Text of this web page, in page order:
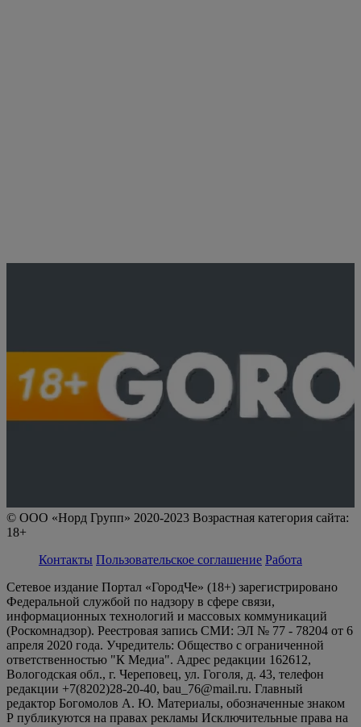
© ООО «Норд Групп» 2020-2023 Возрастная категория сайта:
18+
Контакты Пользовательское соглашение Работа
Сетевое издание Портал «ГородЧе» (18+) зарегистрировано
Федеральной службой по надзору в сфере связи,
информационных технологий и массовых коммуникаций
(Роскомнадзор). Реестровая запись СМИ: ЭЛ № 77 - 78204 от 6
апреля 2020 года. Учредитель: Общество с ограниченной
ответственностью "К Медиа". Адрес редакции 162612,
Вологодская обл., г. Череповец, ул. Гоголя, д. 43, телефон
редакции +7(8202)28-20-40, bau_76@mail.ru. Главный
редактор Богомолов А. Ю. Материалы, обозначенные знаком
Р публикуются на правах рекламы Исключительные права на